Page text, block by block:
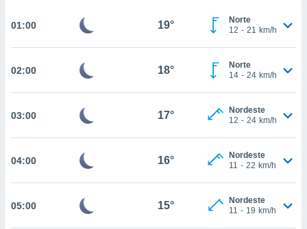
digital
a nossa
de alta
botão
ACEITAR
CONTINUAR
CONFIGURAÇÕES
01:00 19°
Norte
12 - 21 km/h
02:00 18°
Norte
14 - 24 km/h
03:00 17°
Nordeste
12 - 24 km/h
04:00 16°
Nordeste
11 - 22 km/h
05:00 15°
Nordeste
11 - 19 km/h